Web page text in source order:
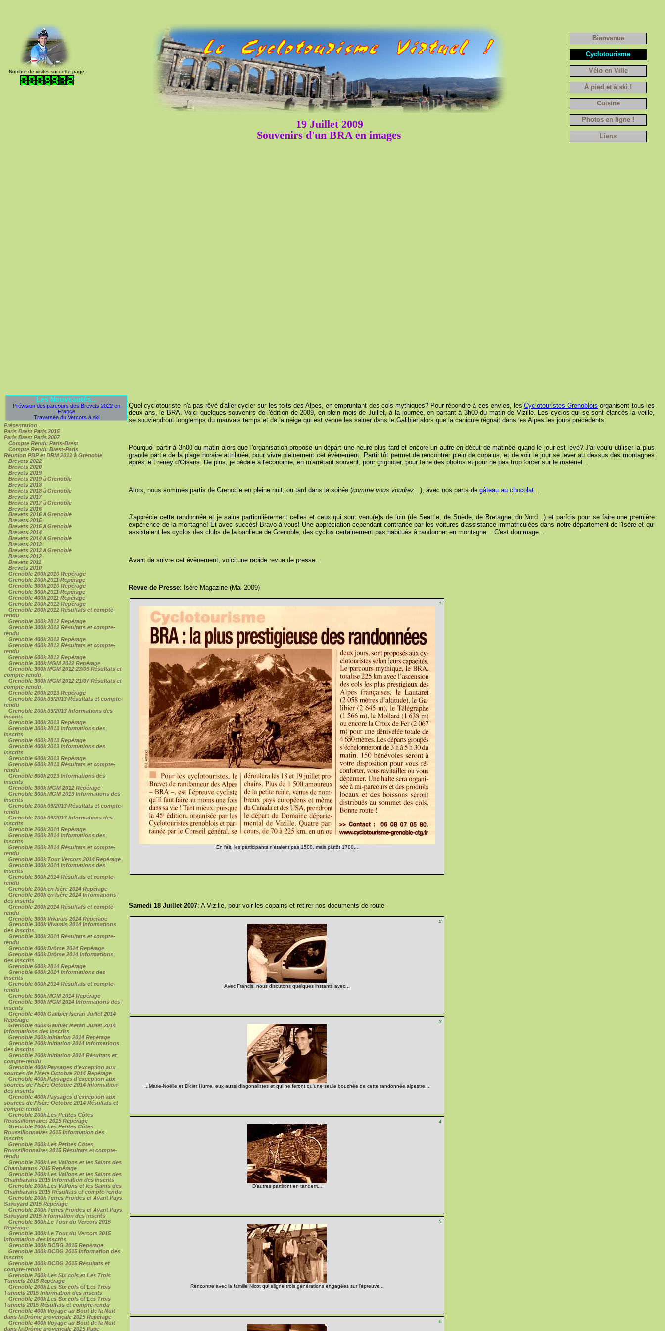
Nombre de visites sur cette page
19 Juillet 2009
Souvenirs d'un BRA en images
Bienvenue
Cyclotourisme
Vélo en Ville
À pied et à ski !
Cuisine
Photos en ligne !
Liens
Les Nouveautés...
Prévision des parcours des Brevets 2022 en
France
Traversée du Vercors à ski
Présentation
Paris Brest Paris 2015
Paris Brest Paris 2007
Compte Rendu Paris-Brest
Compte Rendu Brest-Paris
Réunion PBP et BRM 2012 à Grenoble
Brevets 2022
Brevets 2020
Brevets 2019
Brevets 2019 à Grenoble
Brevets 2018
Brevets 2018 à Grenoble
Brevets 2017
Brevets 2017 à Grenoble
Brevets 2016
Brevets 2016 à Grenoble
Brevets 2015
Brevets 2015 à Grenoble
Brevets 2014
Brevets 2014 à Grenoble
Brevets 2013
Brevets 2013 à Grenoble
Brevets 2012
Brevets 2011
Brevets 2010
Grenoble 200k 2010 Repérage
Grenoble 200k 2011 Repérage
Grenoble 300k 2010 Repérage
Grenoble 300k 2011 Repérage
Grenoble 400k 2011 Repérage
Grenoble 200k 2012 Repérage
Grenoble 200k 2012 Résultats et compte-
rendu
Grenoble 300k 2012 Repérage
Grenoble 300k 2012 Résultats et compte-
rendu
Grenoble 400k 2012 Repérage
Grenoble 400k 2012 Résultats et compte-
rendu
Grenoble 600k 2012 Repérage
Grenoble 300k MGM 2012 Repérage
Grenoble 300k MGM 2012 23/06 Résultats et
compte-rendu
Grenoble 300k MGM 2012 21/07 Résultats et
compte-rendu
Grenoble 200k 2013 Repérage
Grenoble 200k 03/2013 Résultats et compte-
rendu
Grenoble 200k 03/2013 Informations des
inscrits
Grenoble 300k 2013 Repérage
Grenoble 300k 2013 Informations des
inscrits
Grenoble 400k 2013 Repérage
Grenoble 400k 2013 Informations des
inscrits
Grenoble 600k 2013 Repérage
Grenoble 600k 2013 Résultats et compte-
rendu
Grenoble 600k 2013 Informations des
inscrits
Grenoble 300k MGM 2012 Repérage
Grenoble 300k MGM 2013 Informations des
inscrits
Grenoble 200k 09/2013 Résultats et compte-
rendu
Grenoble 200k 09/2013 Informations des
inscrits
Grenoble 200k 2014 Repérage
Grenoble 200k 2014 Informations des
inscrits
Grenoble 200k 2014 Résultats et compte-
rendu
Grenoble 300k Tour Vercors 2014 Repérage
Grenoble 300k 2014 Informations des
inscrits
Grenoble 300k 2014 Résultats et compte-
rendu
Grenoble 200k en Isère 2014 Repérage
Grenoble 200k en Isère 2014 Informations
des inscrits
Grenoble 200k 2014 Résultats et compte-
rendu
Grenoble 300k Vivarais 2014 Repérage
Grenoble 300k Vivarais 2014 Informations
des inscrits
Grenoble 300k 2014 Résultats et compte-
rendu
Grenoble 400k Drôme 2014 Repérage
Grenoble 400k Drôme 2014 Informations
des inscrits
Grenoble 600k 2014 Repérage
Grenoble 600k 2014 Informations des
inscrits
Grenoble 600k 2014 Résultats et compte-
rendu
Grenoble 300k MGM 2014 Repérage
Grenoble 300k MGM 2014 Informations des
inscrits
Grenoble 400k Galibier Iseran Juillet 2014
Repérage
Grenoble 400k Galibier Iseran Juillet 2014
Informations des inscrits
Grenoble 200k Initiation 2014 Repérage
Grenoble 200k Initiation 2014 Informations
des inscrits
Grenoble 200k Initiation 2014 Résultats et
compte-rendu
Grenoble 400k Paysages d'exception aux
sources de l'Isère Octobre 2014 Repérage
Grenoble 400k Paysages d'exception aux
sources de l'Isère Octobre 2014 Information
des inscrits
Grenoble 400k Paysages d'exception aux
sources de l'Isère Octobre 2014 Résultats et
compte-rendu
Grenoble 200k Les Petites Côtes
Roussillonnaires 2015 Repérage
Grenoble 200k Les Petites Côtes
Roussillonnaires 2015 Information des
inscrits
Grenoble 200k Les Petites Côtes
Roussillonnaires 2015 Résultats et compte-
rendu
Grenoble 200k Les Vallons et les Saints des
Chambarans 2015 Repérage
Grenoble 200k Les Vallons et les Saints des
Chambarans 2015 Information des inscrits
Grenoble 200k Les Vallons et les Saints des
Chambarans 2015 Résultats et compte-rendu
Grenoble 200k Terres Froides et Avant Pays
Savoyard 2015 Repérage
Grenoble 200k Terres Froides et Avant Pays
Savoyard 2015 Information des inscrits
Grenoble 300k Le Tour du Vercors 2015
Repérage
Grenoble 300k Le Tour du Vercors 2015
Information des inscrits
Grenoble 300k BCBG 2015 Repérage
Grenoble 300k BCBG 2015 Information des
inscrits
Grenoble 300k BCBG 2015 Résultats et
compte-rendu
Grenoble 200k Les Six cols et Les Trois
Tunnels 2015 Repérage
Grenoble 200k Les Six cols et Les Trois
Tunnels 2015 Information des inscrits
Grenoble 200k Les Six cols et Les Trois
Tunnels 2015 Résultats et compte-rendu
Grenoble 400k Voyage au Bout de la Nuit
dans la Drôme provençale 2015 Repérage
Grenoble 400k Voyage au Bout de la Nuit
dans la Drôme provençale 2015 Page
Quel cyclotouriste n'a pas rêvé d'aller cycler sur les toits des Alpes, en empruntant des cols mythiques? Pour répondre à ces envies, lesCyclotouristes Grenoblois organisent tous les
deux ans, le BRA. Voici quelques souvenirs de l'édition de 2009, en plein mois de Juillet, à la journée, en partant à 3h00 du matin de Vizille. Les cyclos qui se sont élancés la veille,
se souviendront longtemps du mauvais temps et de la neige qui est venue les saluer dans le Galibier alors que la canicule régnait dans les Alpes les jours précédents.
Pourquoi partir à 3h00 du matin alors que l'organisation propose un départ une heure plus tard et encore un autre en début de matinée quand le jour est levé? J'ai voulu utiliser la plus
grande partie de la plage horaire attribuée, pour vivre pleinement cet évènement. Partir tôt permet de rencontrer plein de copains, et de voir le jour se lever au dessus des montagnes
après le Freney d'Oisans. De plus, je pédale à l'économie, en m'arrêtant souvent, pour grignoter, pour faire des photos et pour ne pas trop forcer sur le matériel...
Alors, nous sommes partis de Grenoble en pleine nuit, ou tard dans la soirée (comme vous voudrez...), avec nos parts degâteau au chocolat
J'apprécie cette randonnée et je salue particulièrement celles et ceux qui sont venu(e)s de loin (de Seattle, de Suède, de Bretagne, du Nord...) et parfois pour se faire une première
expérience de la montagne! Et avec succès! Bravo à vous! Une appréciation cependant contrariée par les voitures d'assistance immatriculées dans notre département de l'Isère et qui
assistaient les cyclos des clubs de la banlieue de Grenoble, des cyclos certainement pas habitués à randonner en montagne... C'est dommage...
Avant de suivre cet évènement, voici une rapide revue de presse...
Revue de Presse: Isère Magazine (Mai 2009)
1
En fait, les participants n'étaient pas 1500, mais plutôt 1700...
Samedi 18 Juillet 2007: A Vizille, pour voir les copains et retirer nos documents de route
2
Avec Francis, nous discutons quelques instants avec...
3
...Marie-Noëlle et Didier Hume, eux aussi diagonalistes et qui ne feront qu'une seule bouchée de cette randonnée alpestre...
4
D'autres partiront en tandem...
5
Rencontre avec la famille Nicot qui aligne trois générations engagées sur l'épreuve...
6